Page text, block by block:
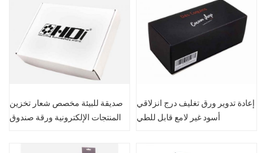
صديقة للبيئة مخصص شعار تخزين
المنتجات الإلكترونية ورقة صندوق
إعادة تدوير ورق تغليف درج انزلاقي
أسود غير لامع قابل للطي